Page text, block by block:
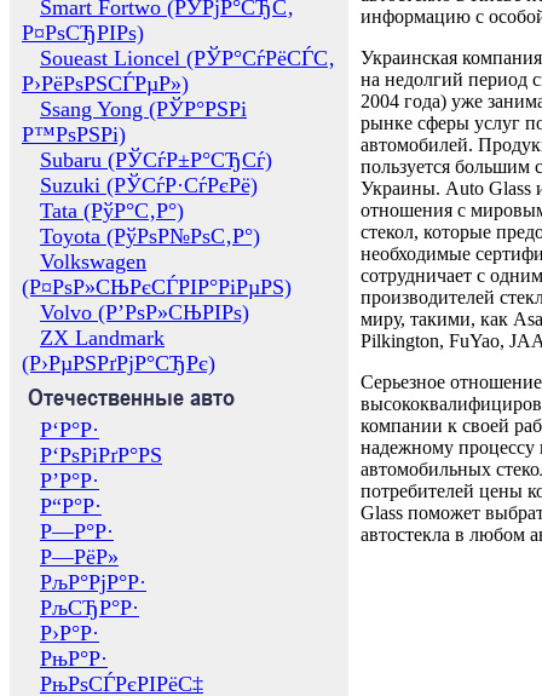
Smart Fortwo (РЎРјР°СЂС‚
Р¤РѕСЂРІРѕ)
Soueast Lioncel (РЎР°СѓРёСЃС‚
Р›РёРѕРЅСЃРµР»)
Ssang Yong (РЎР°РЅРі
Р™РѕРЅРі)
Subaru (РЎСѓР±Р°СЂСѓ)
Suzuki (РЎСѓР·СѓРєРё)
Tata (РўР°С‚Р°)
Toyota (РўРѕР№РѕС‚Р°)
Volkswagen
(Р¤РѕР»СЊРєСЃРІР°РіРµРЅ)
Volvo (Р’РѕР»СЊРІРѕ)
ZX Landmark
(Р›РµРЅРґРјР°СЂРє)
Отечественные авто
Р‘Р°Р·
Р‘РѕРіРґР°РЅ
Р’Р°Р·
Р“Р°Р·
Р—Р°Р·
Р—РёР»
РљР°РјР°Р·
РљСЂР°Р·
Р›Р°Р·
РњР°Р·
РњРѕСЃРєРІРёС‡
информацию с
Украинская
на недолгий период
2004 года) уже
рынке сферы услуг
автомобилей.
пользуется большим
Украины. Auto Glass
отношения с
стекол, которые
необходимые
сотрудничает с
производителей
миру, такими, как
Pilkington, FuYao,
Серьезное отношение
компании к своей
надежному процессу
автомобильных
потребителей цены
Glass поможет
автостекла в любом